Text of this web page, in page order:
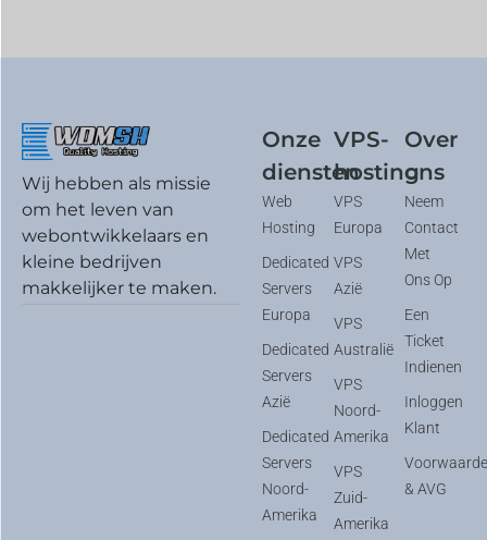
Wij hebben als missie
om het leven van
webontwikkelaars en
kleine bedrijven
makkelijker te maken.
Onze
diensten
Web
Hosting
Dedicated
Servers
Europa
Dedicated
Servers
Azië
Dedicated
Servers
Noord-
Amerika
VPS-
hosting
VPS
Europa
VPS
Azië
VPS
Australië
VPS
Noord-
Amerika
VPS
Zuid-
Amerika
Over
ons
Neem
Contact
Met
Ons Op
Een
Ticket
Indienen
Inloggen
Klant
& AVG